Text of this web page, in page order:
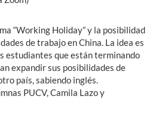
“Working Holiday” y la posibilidad
de trabajo en China. La idea es
estudiantes que están terminando
expandir sus posibilidades de
país, sabiendo inglés.
PUCV, Camila Lazo y